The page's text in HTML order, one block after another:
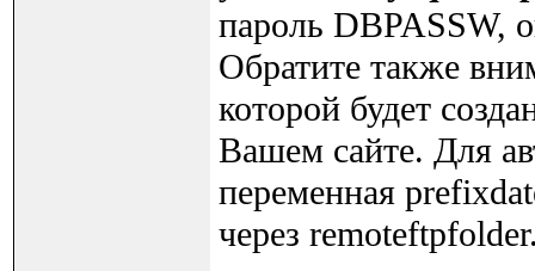
пароль DBPASSW,
Обратите также
которой будет
Вашем сайте. Для
переменная
через